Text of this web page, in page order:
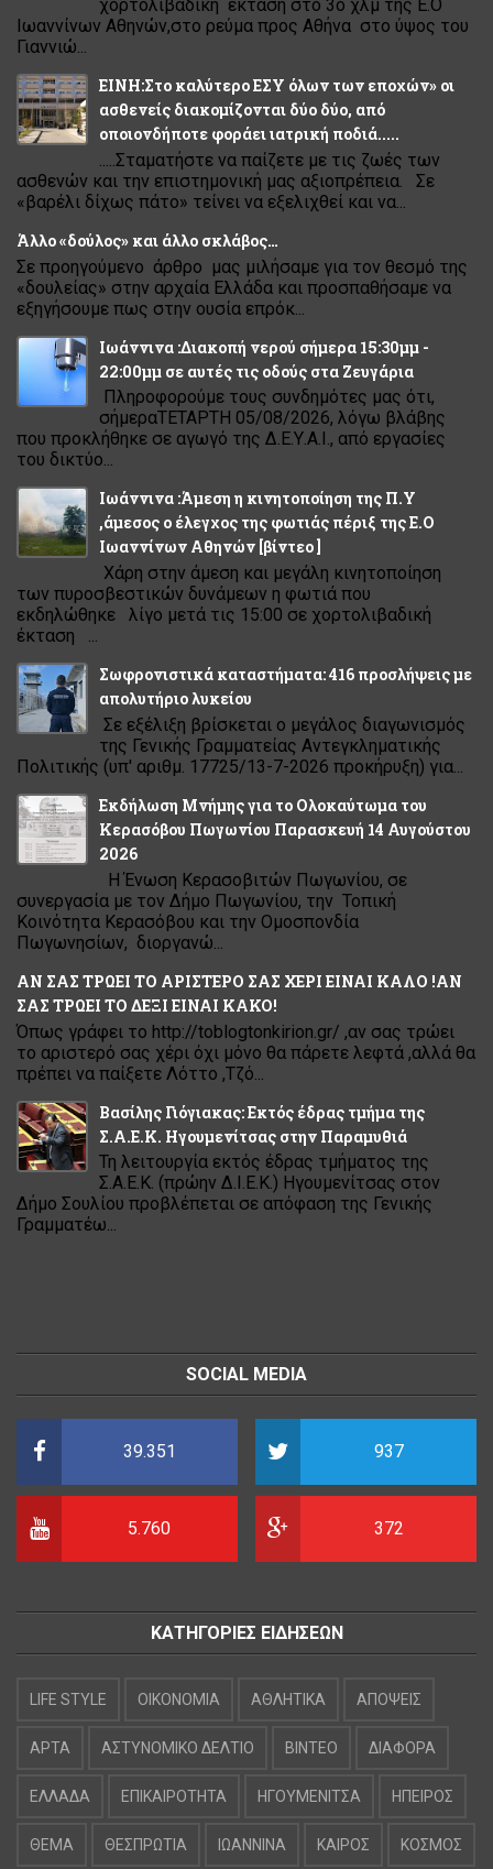
χορτολιβαδική έκταση στο 3ο χλμ της Ε.Ο
Ιωαννίνων Αθηνών,στο ρεύμα προς Αθήνα στο ύψος του
Γιαννιώ...
ΕΙΝΗ:Στο καλύτερο ΕΣΥ όλων των εποχών» οι
ασθενείς διακομίζονται δύο δύο, από
οποιονδήποτε φοράει ιατρική ποδιά.....
.....Σταματήστε να παίζετε με τις ζωές των
ασθενών και την επιστημονική μας αξιοπρέπεια. Σε
«βαρέλι δίχως πάτο» τείνει να εξελιχθεί και να...
Άλλο «δούλος» και άλλο σκλάβος…
Σε προηγούμενο άρθρο μας μιλήσαμε για τον θεσμό της
«δουλείας» στην αρχαία Ελλάδα και προσπαθήσαμε να
εξηγήσουμε πως στην ουσία επρόκ...
Ιωάννινα :Διακοπή νερού σήμερα 15:30μμ -
22:00μμ σε αυτές τις οδούς στα Ζευγάρια
Πληροφορούμε τους συνδημότες μας ότι,
σήμεραΤΕΤΑΡΤΗ 05/08/2026, λόγω βλάβης
που προκλήθηκε σε αγωγό της Δ.Ε.Υ.Α.Ι., από εργασίες
του δικτύο...
Ιωάννινα :Άμεση η κινητοποίηση της Π.Υ
,άμεσος ο έλεγχος της φωτιάς πέριξ της Ε.Ο
Ιωαννίνων Αθηνών [βίντεο ]
Χάρη στην άμεση και μεγάλη κινητοποίηση
των πυροσβεστικών δυνάμεων η φωτιά που
εκδηλώθηκε λίγο μετά τις 15:00 σε χορτολιβαδική
έκταση ...
Σωφρονιστικά καταστήματα: 416 προσλήψεις με
απολυτήριο λυκείου
Σε εξέλιξη βρίσκεται ο μεγάλος διαγωνισμός
της Γενικής Γραμματείας Αντεγκληματικής
Πολιτικής (υπ' αριθμ. 17725/13-7-2026 προκήρυξη) για...
Εκδήλωση Μνήμης για το Ολοκαύτωμα του
Κερασόβου Πωγωνίου Παρασκευή 14 Αυγούστου
2026
Η Ένωση Κερασοβιτών Πωγωνίου, σε
συνεργασία με τον Δήμο Πωγωνίου, την Τοπική
Κοινότητα Κερασόβου και την Ομοσπονδία
Πωγωνησίων, διοργανώ...
ΑΝ ΣΑΣ ΤΡΩΕΙ ΤΟ ΑΡΙΣΤΕΡΟ ΣΑΣ ΧΕΡΙ ΕΙΝΑΙ ΚΑΛΟ !ΑΝ
ΣΑΣ ΤΡΩΕΙ ΤΟ ΔΕΞΙ ΕΙΝΑΙ ΚΑΚΟ!
Όπως γράφει το http://toblogtonkirion.gr/ ,αν σας τρώει
το αριστερό σας χέρι όχι μόνο θα πάρετε λεφτά ,αλλά θα
πρέπει να παίξετε Λόττο ,Τζό...
Βασίλης Γιόγιακας: Εκτός έδρας τμήμα της
Σ.Α.Ε.Κ. Ηγουμενίτσας στην Παραμυθιά
Τη λειτουργία εκτός έδρας τμήματος της
Σ.Α.Ε.Κ. (πρώην Δ.Ι.Ε.Κ.) Ηγουμενίτσας στον
Δήμο Σουλίου προβλέπεται σε απόφαση της Γενικής
Γραμματέω...
SOCIAL MEDIA
39.351 937
5.760 372
ΚΑΤΗΓΟΡΙΕΣ ΕΙΔΗΣΕΩΝ
LIFE STYLE OIKONOMIA ΑΘΛΗΤΙΚΑ ΑΠΟΨΕΙΣ
ΑΡΤΑ ΑΣΤΥΝΟΜΙΚΟ ΔΕΛΤΙΟ ΒΙΝΤΕΟ ΔΙΑΦΟΡΑ
ΕΛΛΑΔΑ ΕΠΙΚΑΙΡΟΤΗΤΑ ΗΓΟΥΜΕΝΙΤΣΑ ΗΠΕΙΡΟΣ
ΘΕΜΑ ΘΕΣΠΡΩΤΙΑ ΙΩΑΝΝΙΝΑ ΚΑΙΡΟΣ ΚΟΣΜΟΣ